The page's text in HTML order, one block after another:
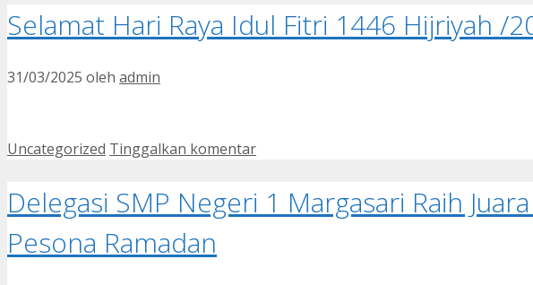
Selamat Hari Raya Idul Fitri 1446 Hijriyah /
31/03/2025 oleh admin
Kategori
Uncategorized Tinggalkan komentar
Delegasi SMP Negeri 1 Margasari Raih
Pesona Ramadan